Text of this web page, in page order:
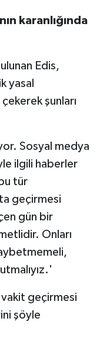
karanlığında
Edis,
yasal
şunları
Sosyal medya
ilgili haberler
tür
geçirmesi
gün bir
Onları
vakit geçirmesi
şöyle